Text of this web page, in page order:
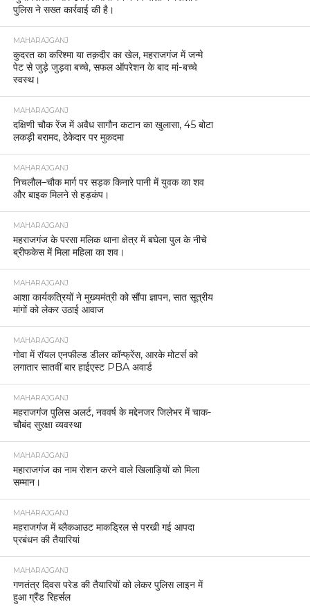
पुलिस ने सख्त कार्रवाई की है।
MAHARAJGANJ
कुदरत का करिश्मा या तक़दीर का खेल, महराजगंज में जन्मे
पेट से जुड़े जुड़वा बच्चे, सफल ऑपरेशन के बाद मां-बच्चे
स्वस्थ।
MAHARAJGANJ
दक्षिणी चौक रेंज में अवैध सागौन कटान का खुलासा, 45 बोटा
लकड़ी बरामद, ठेकेदार पर मुकदमा
MAHARAJGANJ
निचलौल–चौक मार्ग पर सड़क किनारे पानी में युवक का शव
और बाइक मिलने से हड़कंप।
MAHARAJGANJ
महराजगंज के परसा मलिक थाना क्षेत्र में बघेला पुल के नीचे
ब्रीफकेस में मिला महिला का शव।
MAHARAJGANJ
आशा कार्यकत्रियों ने मुख्यमंत्री को सौंपा ज्ञापन, सात सूत्रीय
मांगों को लेकर उठाई आवाज
MAHARAJGANJ
गोवा में रॉयल एनफील्ड डीलर कॉन्फ्रेंस, आरके मोटर्स को
लगातार सातवीं बार हाईएस्ट PBA अवार्ड
MAHARAJGANJ
महराजगंज पुलिस अलर्ट, नववर्ष के मद्देनजर जिलेभर में चाक-
चौबंद सुरक्षा व्यवस्था
MAHARAJGANJ
महाराजगंज का नाम रोशन करने वाले खिलाड़ियों को मिला
सम्मान।
MAHARAJGANJ
महराजगंज में ब्लैकआउट माकड्रिल से परखी गई आपदा
प्रबंधन की तैयारियां
MAHARAJGANJ
गणतंत्र दिवस परेड की तैयारियों को लेकर पुलिस लाइन में
हुआ ग्रैंड रिहर्सल